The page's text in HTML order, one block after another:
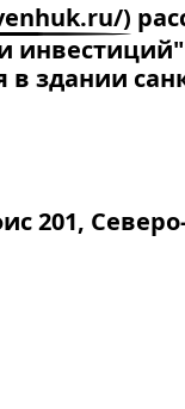
)
здании
201,